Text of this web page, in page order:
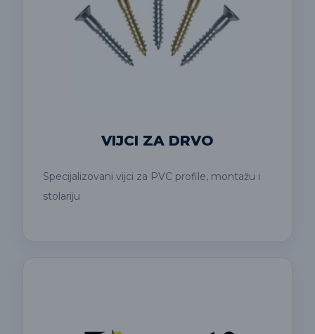
VIJCI ZA DRVO
Specijalizovani vijci za PVC profile, montažu i
stolariju